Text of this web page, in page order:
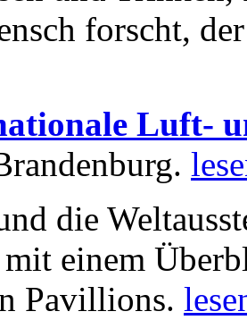
forscht,
Luft-
die
einem
Pavillions.